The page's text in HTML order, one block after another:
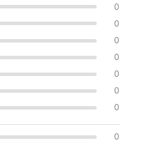
0
0
0
0
0
0
0
0